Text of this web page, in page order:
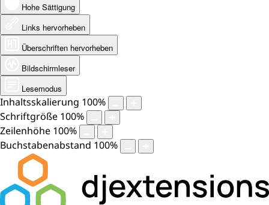
Hohe Sättigung
Links hervorheben
Überschriften hervorheben
Bildschirmleser
Lesemodus
Inhaltsskalierung 100%
Schriftgröße 100%
Zeilenhöhe 100%
Buchstabenabstand 100%